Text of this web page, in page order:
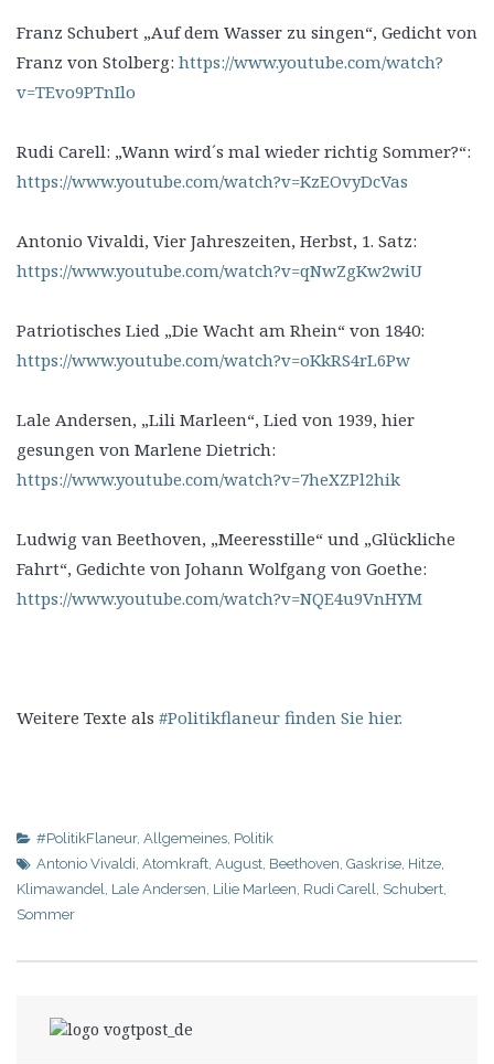
Franz Schubert „Auf dem Wasser zu singen“, Gedicht von
Franz von Stolberg: https://www.youtube.com/watch?
v=TEvo9PTnIlo
Rudi Carell: „Wann wird´s mal wieder richtig Sommer?“:
https://www.youtube.com/watch?v=KzEOvyDcVas
Antonio Vivaldi, Vier Jahreszeiten, Herbst, 1. Satz:
https://www.youtube.com/watch?v=qNwZgKw2wiU
Patriotisches Lied „Die Wacht am Rhein“ von 1840:
https://www.youtube.com/watch?v=oKkRS4rL6Pw
Lale Andersen, „Lili Marleen“, Lied von 1939, hier
gesungen von Marlene Dietrich:
https://www.youtube.com/watch?v=7heXZPl2hik
Ludwig van Beethoven, „Meeresstille“ und „Glückliche
Fahrt“, Gedichte von Johann Wolfgang von Goethe:
https://www.youtube.com/watch?v=NQE4u9VnHYM
Weitere Texte als #Politikflaneur finden Sie hier.
#PolitikFlaneur, Allgemeines Politik
Antonio Vivaldi Atomkraft August Beethoven Gaskrise Hitze
Klimawandel
Lale Andersen Lilie Marleen Rudi Carell Schubert
Sommer